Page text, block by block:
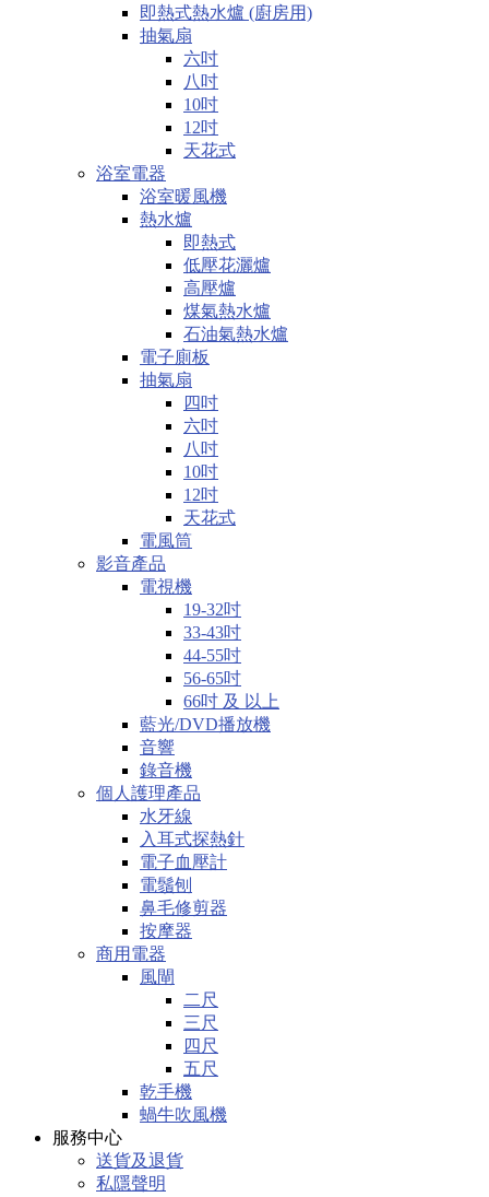
即熱式熱水爐 (廚房用)
抽氣扇
六吋
八吋
10吋
12吋
天花式
浴室電器
浴室暖風機
熱水爐
即熱式
低壓花灑爐
高壓爐
煤氣熱水爐
石油氣熱水爐
電子廁板
抽氣扇
四吋
六吋
八吋
10吋
12吋
天花式
電風筒
影音產品
電視機
19-32吋
33-43吋
44-55吋
56-65吋
66吋 及 以上
藍光/DVD播放機
音響
錄音機
個人護理產品
水牙線
入耳式探熱針
電子血壓計
電鬚刨
鼻毛修剪器
按摩器
商用電器
風閘
二尺
三尺
四尺
五尺
乾手機
蝸牛吹風機
服務中心
送貨及退貨
私隱聲明